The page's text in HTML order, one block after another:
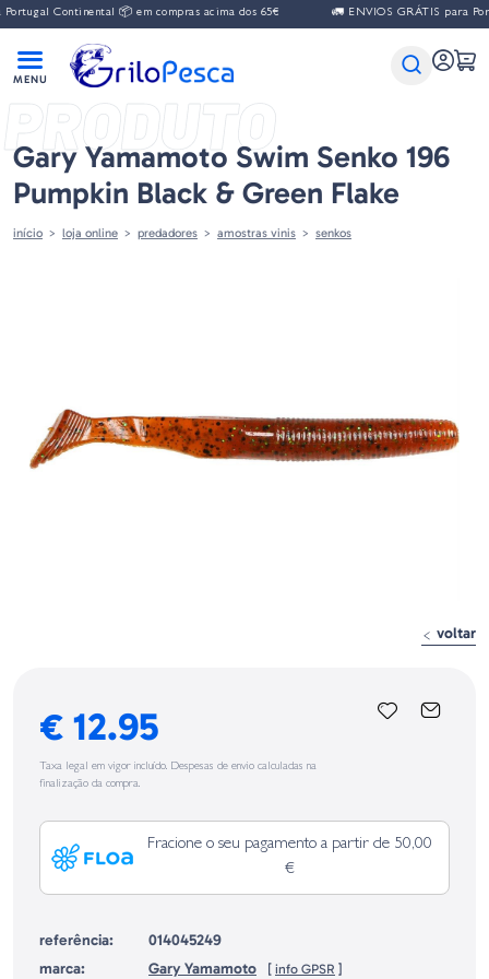
Continental 📦 em compras acima dos 65€ 🚛 ENVIOS GRÁTIS para
PRODUTO
Gary Yamamoto Swim Senko 196
Pumpkin Black & Green Flake
início loja online predadores amostras vinis senkos
voltar
€ 12.95
Taxa legal em vigor incluído. Despesas de envio calculadas na
finalização da compra.
Fracione o seu pagamento a partir de 50,00
€
referência:
014045249
marca:
Gary Yamamoto [ info GPSR ]